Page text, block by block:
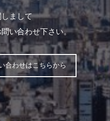
まして
い合わせ下さい。
合わせはこちらから